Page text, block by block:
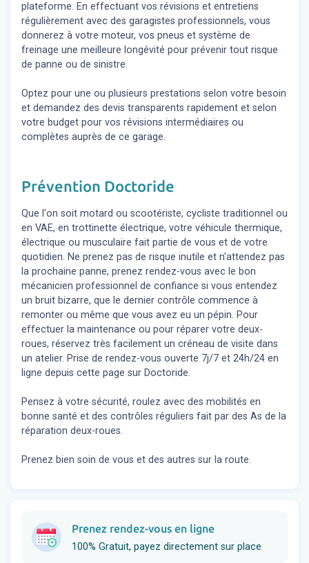
plateforme. En effectuant vos révisions et entretiens
régulièrement avec des garagistes professionnels, vous
donnerez à votre moteur, vos pneus et système de
freinage une meilleure longévité pour prévenir tout risque
de panne ou de sinistre.
Optez pour une ou plusieurs prestations selon votre besoin
et demandez des devis transparents rapidement et selon
votre budget pour vos révisions intermédiaires ou
complètes auprès de ce garage.
Prévention Doctoride
Que l'on soit motard ou scootériste, cycliste traditionnel ou
en VAE, en trottinette électrique, votre véhicule thermique,
électrique ou musculaire fait partie de vous et de votre
quotidien. Ne prenez pas de risque inutile et n'attendez pas
la prochaine panne, prenez rendez-vous avec le bon
mécanicien professionnel de confiance si vous entendez
un bruit bizarre, que le dernier contrôle commence à
remonter ou même que vous avez eu un pépin. Pour
effectuer la maintenance ou pour réparer votre deux-
roues, réservez très facilement un créneau de visite dans
un atelier. Prise de rendez-vous ouverte 7j/7 et 24h/24 en
ligne depuis cette page sur Doctoride.
Pensez à votre sécurité, roulez avec des mobilités en
bonne santé et des contrôles réguliers fait par des As de la
réparation deux-roues.
Prenez bien soin de vous et des autres sur la route.
Prenez rendez-vous en ligne
100% Gratuit, payez directement sur place